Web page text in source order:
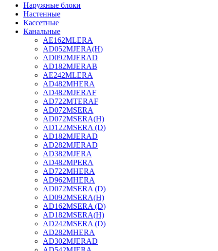
Наружные блоки
Настенные
Кассетные
Канальные
AE162MLERA
AD052MJERA(H)
AD092MJERAD
AD182MJERAB
AE242MLERA
AD482MHERA
AD482MJERAF
AD722MTERAF
AD072MSERA
AD072MSERA(H)
AD122MSERA (D)
AD182MJERAD
AD282MJERAD
AD382MJERA
AD482MPERA
AD722MHERA
AD962MHERA
AD072MSERA (D)
AD092MSERA(H)
AD162MSERA (D)
AD182MSERA(H)
AD242MSERA (D)
AD282MHERA
AD302MJERAD